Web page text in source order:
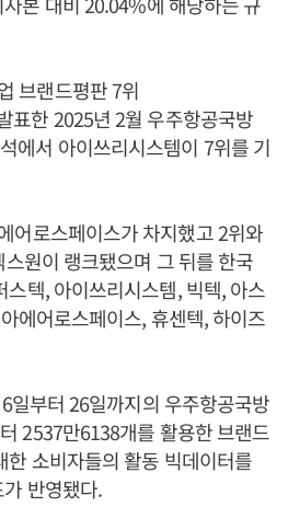
브랜드평판 7위
표한 2025년 2월 우주항공국방
에서 아이쓰리시스템이 7위를 기
어로스페이스가 차지했고 2위와
원이 랭크됐으며 그 뒤를 한국
스텍, 아이쓰리시스템, 빅텍, 아스
에어로스페이스, 휴센텍, 하이즈
일부터 26일까지의 우주항공국방
2537만6138개를 활용한 브랜드
한 소비자들의 활동 빅데이터를
반영됐다.